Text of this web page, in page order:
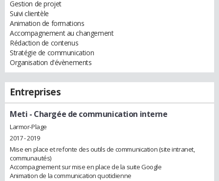
Gestion de projet
Suivi clientèle
Animation de formations
Accompagnement au changement
Rédaction de contenus
Stratégie de communication
Organisation d'évènements
Entreprises
Meti - Chargée de communication interne
Larmor-Plage
2017 - 2019
Mise en place et refonte des outils de communication (site intranet,
communautés)
Accompagnement sur mise en place de la suite Google
Animation de la communication quotidienne